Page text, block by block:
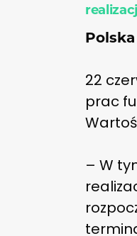
22
prac
– W